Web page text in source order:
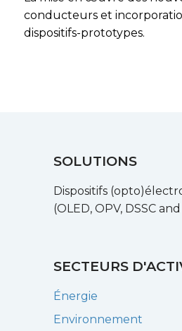
conducteurs et
dispositifs-prototypes.
SOLUTIONS
Dispositifs
(OLED, OPV, DSSC
SECTEURS
Énergie
Environnement